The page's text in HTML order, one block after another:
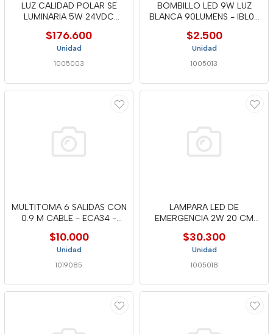
LUZ CALIDAD POLAR SE
LUMINARIA 5W 24VDC
$176.600
Unidad
1005003
BOMBILLO LED 9W LUZ
BLANCA 90LUMENS - IBL06
$2.500
Unidad
1005013
MULTITOMA 6 SALIDAS CON
0.9 M CABLE - ECA34 -
$10.000
Unidad
1019085
LAMPARA LED DE
EMERGENCIA 2W 20 CM
$30.300
Unidad
1005018